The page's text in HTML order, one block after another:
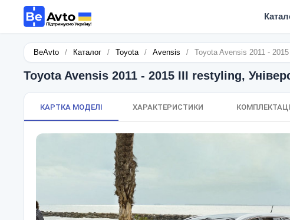
BeAvto / Каталог / Toyota / Avensis / Toyota Avensis 2011 -
Toyota Avensis 2011 - 2015 III restyling,
КАРТКА МОДЕЛІ ХАРАКТЕРИСТИКИ